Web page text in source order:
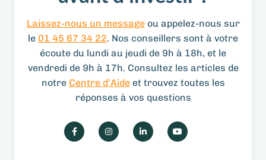
Laissez-nous un messageou appelez-nous sur
le 01 45 67 34 22. Nos conseillers sont à votre
écoute du lundi au jeudi de 9h à 18h, et le
vendredi de 9h à 17h. Consultez les articles de
notre Centre d’Aideet trouvez toutes les
réponses à vos questions